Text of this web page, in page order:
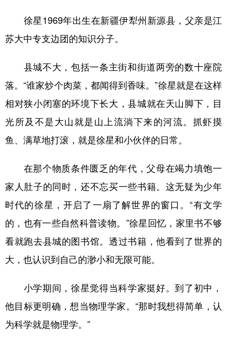
徐星1969年出生在新疆伊犁州新源县，父亲是江
苏大中专支边团的知识分子。
县城不大，包括一条主街和街道两旁的数十座院
落。“谁家炒个肉菜，都闻得到香味。”徐星就是在这样
相对狭小闭塞的环境下长大，县城就在天山脚下，目
光所及不是大山就是山上流淌下来的河流。抓虾摸
鱼、满草地打滚，就是徐星和小伙伴的日常。
在那个物质条件匮乏的年代，父母在竭力填饱一
家人肚子的同时，还不忘买一些书籍。这无疑为少年
时代的徐星，开启了一扇了解世界的窗口。“有文学
的，也有一些自然科普读物。”徐星回忆，家里书不够
看就跑去县城的图书馆。透过书籍，他看到了世界的
大，也认识到自己的渺小和无限可能。
小学期间，徐星觉得当科学家挺好。到了初中，
他目标更明确，想当物理学家。“那时我想得简单，认
为科学就是物理学。”